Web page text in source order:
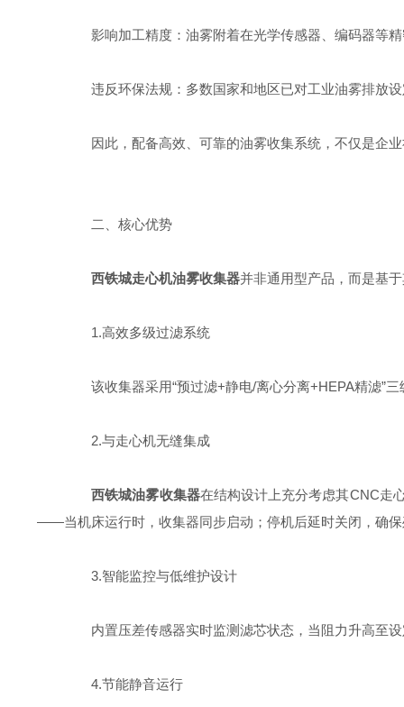
影响加工精度：油雾附着在光学传感器、编码器等精
违反环保法规：多数国家和地区已对工业油雾排放设
因此，配备高效、可靠的油雾收集系统，不仅是企业
二、核心优势
西铁城走心机油雾收集器并非通用型产品，而是基
1.高效多级过滤系统
该收集器采用“预过滤+静电/离心分离+HEPA精滤”三
2.与走心机无缝集成
西铁城油雾收集器在结构设计上充分考虑其CNC走
——当机床运行时，收集器同步启动；停机后延时关闭，确
3.智能监控与低维护设计
内置压差传感器实时监测滤芯状态，当阻力升高至设
4.节能静音运行